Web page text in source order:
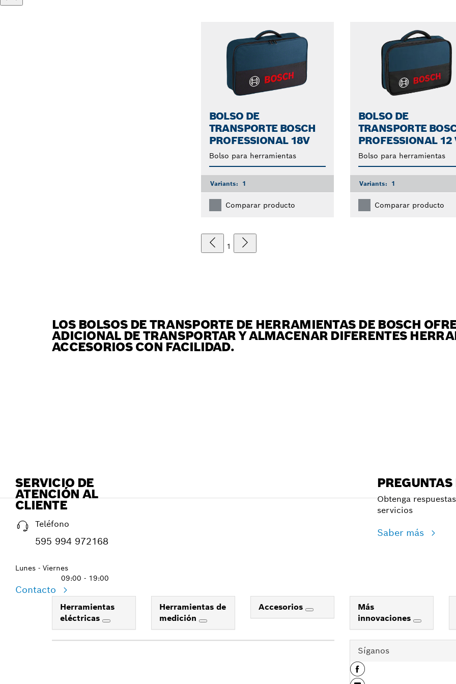
BOLSO DE
TRANSPORTE BOSCH
PROFESSIONAL 18V
Bolso para herramientas
Variants: 1
Comparar producto
BOLSO DE
TRANSPORTE
PROFESSIONAL 12
Bolso para herramientas
Variants: 1
Comparar producto
1
LOS BOLSOS DE TRANSPORTE DE HERRAMIENTAS DE BOSCH
ADICIONAL DE TRANSPORTAR Y ALMACENAR DIFERENTES
ACCESORIOS CON FACILIDAD.
SERVICIO DE
ATENCIÓN AL
CLIENTE
Teléfono
595 994 972168
Lunes - Viernes
09:00 - 19:00
Contacto
Obtenga
servicios
Saber más
Herramientas
eléctricas
Herramientas de
medición
Accesorios
Más
innovaciones
Síganos